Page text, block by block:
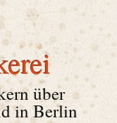
über
in Berlin